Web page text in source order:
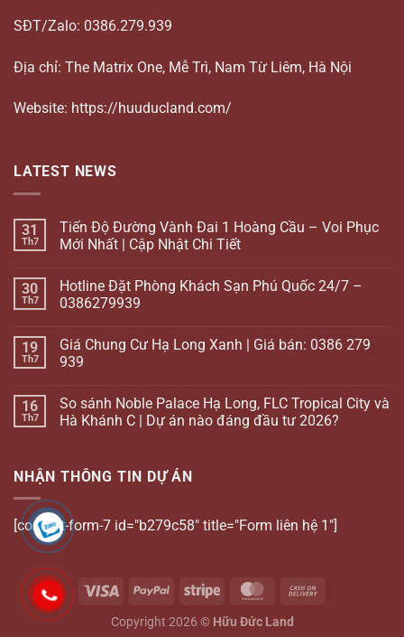
SĐT/Zalo: 0386.279.939
Địa chỉ: The Matrix One, Mễ Trì, Nam Từ Liêm, Hà Nội
Website: https://huuducland.com/
LATEST NEWS
31
Th7
Tiến Độ Đường Vành Đai 1 Hoàng Cầu – Voi Phục
Mới Nhất | Cập Nhật Chi Tiết
30
Th7
Hotline Đặt Phòng Khách Sạn Phú Quốc 24/7 –
0386279939
19
Th7
Giá Chung Cư Hạ Long Xanh | Giá bán: 0386 279
939
16
Th7
So sánh Noble Palace Hạ Long, FLC Tropical City và
Hà Khánh C | Dự án nào đáng đầu tư 2026?
NHẬN THÔNG TIN DỰ ÁN
[contact-form-7 id="b279c58" title="Form liên hệ 1"]
Copyright 2026 © Hữu Đức Land